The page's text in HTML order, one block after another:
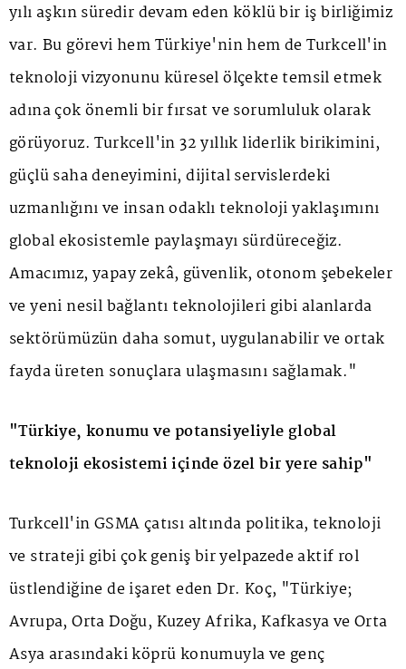
yılı aşkın süredir devam eden köklü bir iş birliğimiz
var. Bu görevi hem Türkiye'nin hem de Turkcell'in
teknoloji vizyonunu küresel ölçekte temsil etmek
adına çok önemli bir fırsat ve sorumluluk olarak
görüyoruz. Turkcell'in 32 yıllık liderlik birikimini,
güçlü saha deneyimini, dijital servislerdeki
uzmanlığını ve insan odaklı teknoloji yaklaşımını
global ekosistemle paylaşmayı sürdüreceğiz.
Amacımız, yapay zekâ, güvenlik, otonom şebekeler
ve yeni nesil bağlantı teknolojileri gibi alanlarda
sektörümüzün daha somut, uygulanabilir ve ortak
fayda üreten sonuçlara ulaşmasını sağlamak."
"Türkiye, konumu ve potansiyeliyle global
teknoloji ekosistemi içinde özel bir yere sahip"
Turkcell'in GSMA çatısı altında politika, teknoloji
ve strateji gibi çok geniş bir yelpazede aktif rol
üstlendiğine de işaret eden Dr. Koç, "Türkiye;
Avrupa, Orta Doğu, Kuzey Afrika, Kafkasya ve Orta
Asya arasındaki köprü konumuyla ve genç